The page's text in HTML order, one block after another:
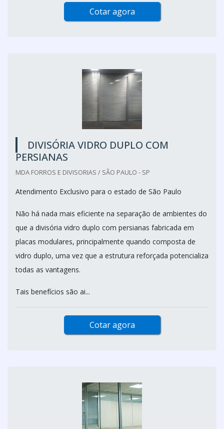
Cotar agora
DIVISÓRIA VIDRO DUPLO COM
PERSIANAS
MDA FORROS E DIVISORIAS / SÃO PAULO - SP
Atendimento Exclusivo para o estado de São Paulo
Não há nada mais eficiente na separação de ambientes do
que a divisória vidro duplo com persianas fabricada em
placas modulares, principalmente quando composta de
vidro duplo, uma vez que a estrutura reforçada potencializa
todas as vantagens.
Tais benefícios são ai...
Cotar agora